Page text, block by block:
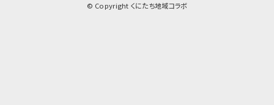
© Copyright くにたち地域コラボ